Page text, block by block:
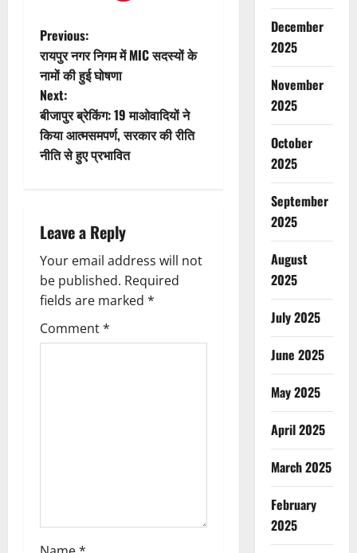
P
o
s
t
v
i
g
a
Previous:
रायपुर नगर निगम में MIC सदस्यों के
नामों की हुई घोषणा
Next:
बीजापुर ब्रेकिंग: 19 माओवादियों ने
किया आत्मसमपर्ण, सरकार की रीति
नीति से हुए प्रभावित
Leave a Reply
Your email address will not
be published. Required
fields are marked *
Comment*
December
2025
November
2025
October
2025
September
2025
August
2025
July 2025
June 2025
May 2025
April 2025
March 2025
February
2025